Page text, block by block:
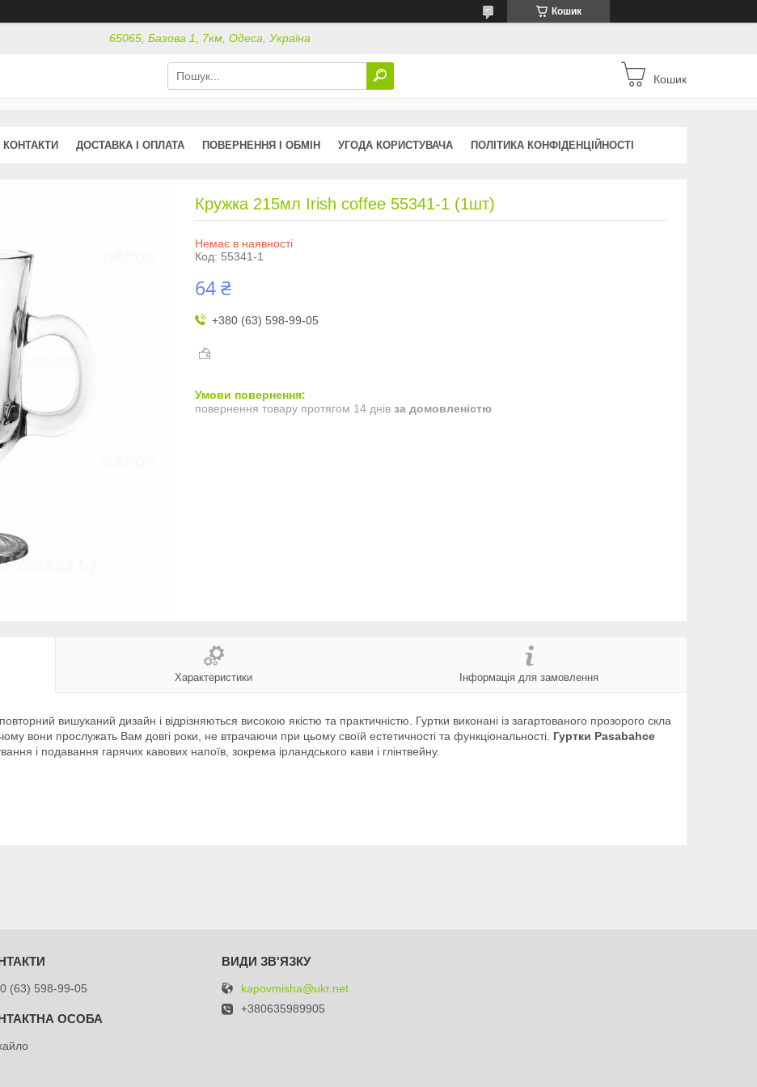
Кошик
65065, Базова 1, 7км, Одеса, Україна
Кошик
КОНТАКТИ ДОСТАВКА І ОПЛАТА ПОВЕРНЕННЯ І ОБМІН УГОДА КОРИСТУВАЧА ПОЛІТИКА КОНФІДЕНЦІЙНОСТІ
Кружка 215мл Irish coffee 55341-1 (1шт)
Немає в наявності
Код: 55341-1
64 ₴
+380 (63) 598-99-05
повернення товару протягом 14 днів за домовленістю
Характеристики Інформація для замовлення
вишуканий дизайн і відрізняються високою якістю та практичністю. Гуртки виконані із загартованого прозорого скла
вони прослужать Вам довгі роки, не втрачаючи при цьому своїй естетичності та функціональності. Гуртки Pasabahce
і подавання гарячих кавових напоїв, зокрема ірландського кави і глінтвейну.
(63) 598-99-05
kapovmisha@ukr.net
+380635989905